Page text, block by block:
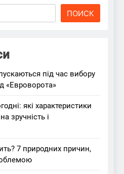
ПОИСК
під час вибору
«Евроворота»
які характеристики
зручність і
7 природних причин,